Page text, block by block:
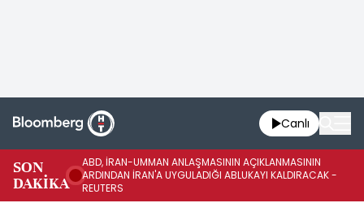
Canlı
SON
DAKİKA
ABD, İRAN-UMMAN ANLAŞMASININ AÇIKLANMASININ
ARDINDAN İRAN'A UYGULADIĞI ABLUKAYI KALDIRACAK -
REUTERS